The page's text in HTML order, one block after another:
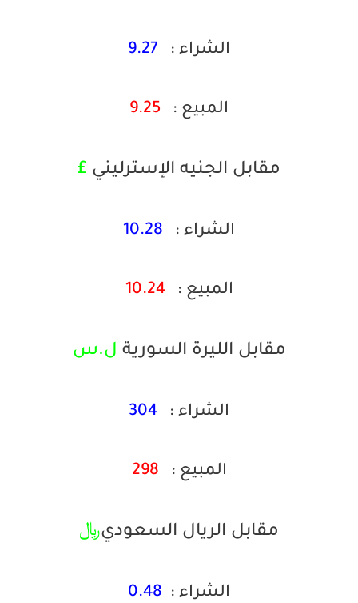
الشراء :
المبيع :
مقابل الجنيه الإسترليني £
الشراء :
المبيع :
10.24
مقابل الليرة السورية ل.س
الشراء :
المبيع :
مقابل الريال السعودي﷼
الشراء : 0.48